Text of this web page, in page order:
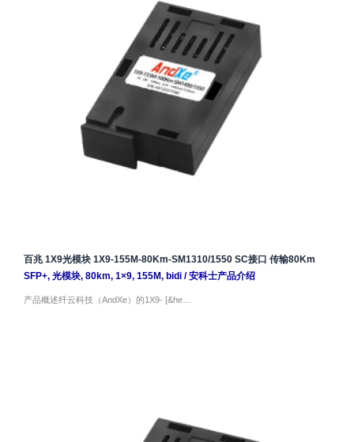
百兆 1X9光模块 1X9-155M-80Km-SM1310/1550 SC接口 传输80Km
SFP+, 光模块, 80km, 1×9, 155M, bidi/安科士产品介绍
产品概述纤云科技（AndXe）的1X9- [&he…